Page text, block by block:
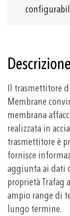
Descrizione
Il trasmettitore
Membrane
membrana
realizzata in
trasmettitore è
fornisce
aggiunta ai dati
proprietà Trafag
ampio range di
lungo termine.